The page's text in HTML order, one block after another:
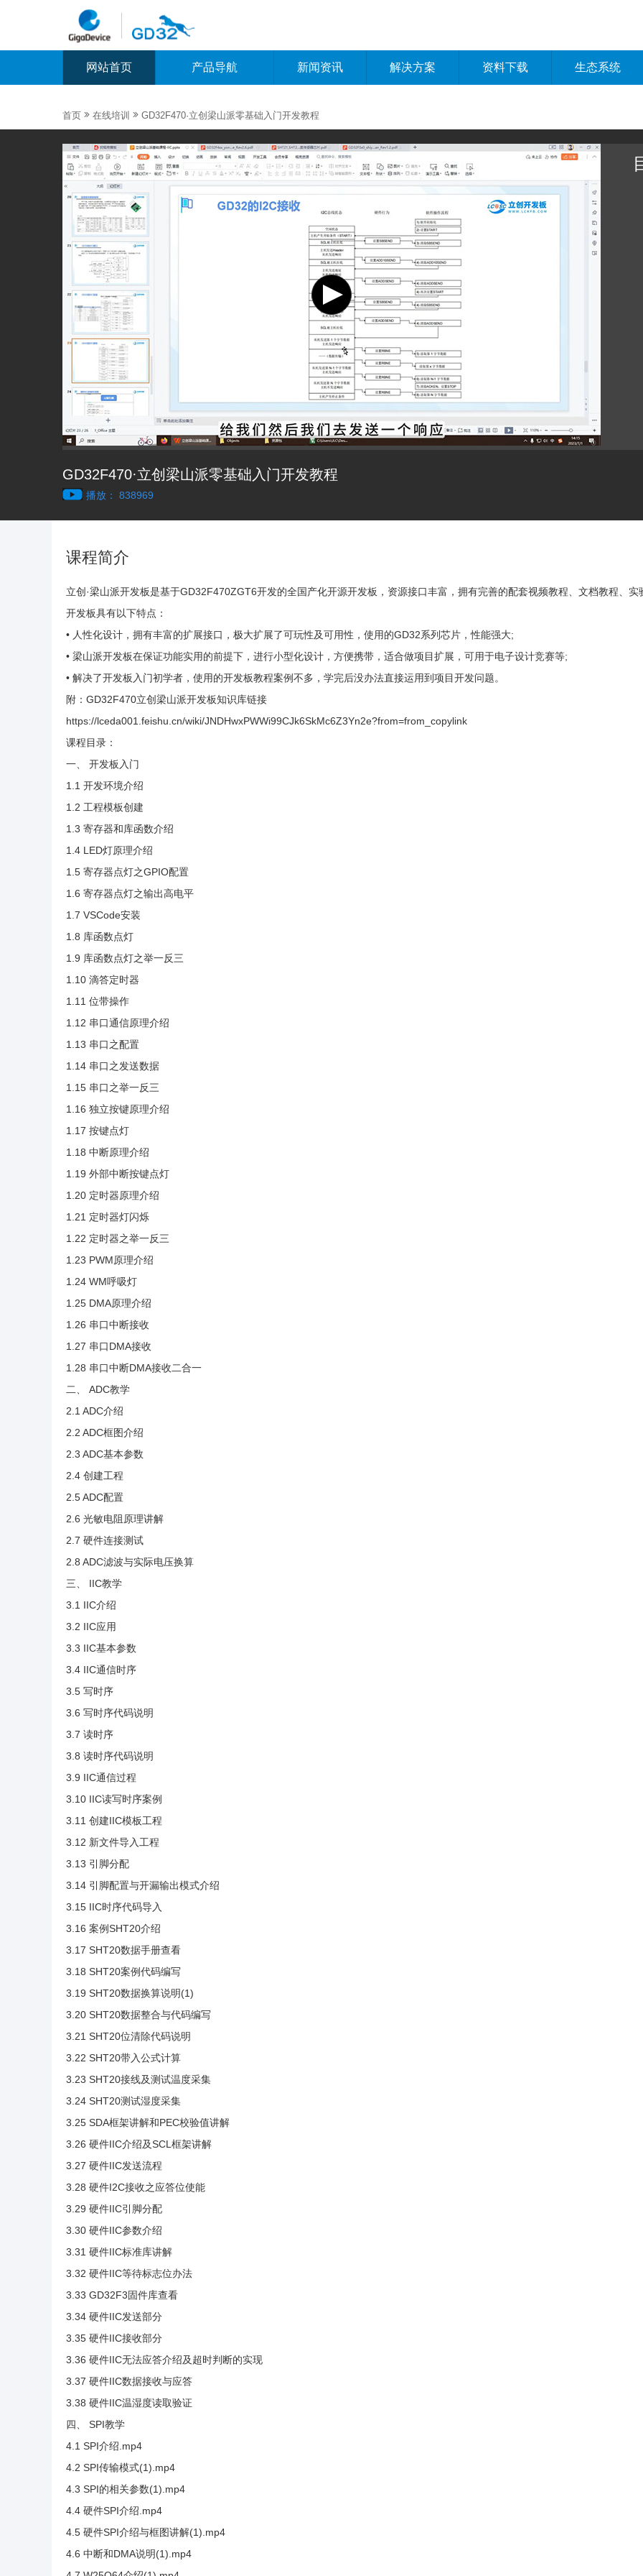
网站首页 产品导航 新闻资讯 解决方案 资料下载 生态系统
首页  在线培训  GD32F470·立创梁山派零基础入门开发教程
GD32F470·立创梁山派零基础入门开发教程
播放： 838969
课程简介
立创·梁山派开发板是基于GD32F470ZGT6开发的全国产化开源开发板，资源接口丰富，拥有完善的配套视频教程、文档教程、实
开发板具有以下特点：
• 人性化设计，拥有丰富的扩展接口，极大扩展了可玩性及可用性，使用的GD32系列芯片，性能强大;
• 梁山派开发板在保证功能实用的前提下，进行小型化设计，方便携带，适合做项目扩展，可用于电子设计竞赛等;
• 解决了开发板入门初学者，使用的开发板教程案例不多，学完后没办法直接运用到项目开发问题。
附：GD32F470立创梁山派开发板知识库链接
https://lceda001.feishu.cn/wiki/JNDHwxPWWi99CJk6SkMc6Z3Yn2e?from=from_copylink
课程目录：
一、 开发板入门
1.1 开发环境介绍
1.2 工程模板创建
1.3 寄存器和库函数介绍
1.4 LED灯原理介绍
1.5 寄存器点灯之GPIO配置
1.6 寄存器点灯之输出高电平
1.7 VSCode安装
1.8 库函数点灯
1.9 库函数点灯之举一反三
1.10 滴答定时器
1.11 位带操作
1.12 串口通信原理介绍
1.13 串口之配置
1.14 串口之发送数据
1.15 串口之举一反三
1.16 独立按键原理介绍
1.17 按键点灯
1.18 中断原理介绍
1.19 外部中断按键点灯
1.20 定时器原理介绍
1.21 定时器灯闪烁
1.22 定时器之举一反三
1.23 PWM原理介绍
1.24 WM呼吸灯
1.25 DMA原理介绍
1.26 串口中断接收
1.27 串口DMA接收
1.28 串口中断DMA接收二合一
二、 ADC教学
2.1 ADC介绍
2.2 ADC框图介绍
2.3 ADC基本参数
2.4 创建工程
2.5 ADC配置
2.6 光敏电阻原理讲解
2.7 硬件连接测试
2.8 ADC滤波与实际电压换算
三、 IIC教学
3.1 IIC介绍
3.2 IIC应用
3.3 IIC基本参数
3.4 IIC通信时序
3.5 写时序
3.6 写时序代码说明
3.7 读时序
3.8 读时序代码说明
3.9 IIC通信过程
3.10 IIC读写时序案例
3.11 创建IIC模板工程
3.12 新文件导入工程
3.13 引脚分配
3.14 引脚配置与开漏输出模式介绍
3.15 IIC时序代码导入
3.16 案例SHT20介绍
3.17 SHT20数据手册查看
3.18 SHT20案例代码编写
3.19 SHT20数据换算说明(1)
3.20 SHT20数据整合与代码编写
3.21 SHT20位清除代码说明
3.22 SHT20带入公式计算
3.23 SHT20接线及测试温度采集
3.24 SHT20测试湿度采集
3.25 SDA框架讲解和PEC校验值讲解
3.26 硬件IIC介绍及SCL框架讲解
3.27 硬件IIC发送流程
3.28 硬件I2C接收之应答位使能
3.29 硬件IIC引脚分配
3.30 硬件IIC参数介绍
3.31 硬件IIC标准库讲解
3.32 硬件IIC等待标志位办法
3.33 GD32F3固件库查看
3.34 硬件IIC发送部分
3.35 硬件IIC接收部分
3.36 硬件IIC无法应答介绍及超时判断的实现
3.37 硬件IIC数据接收与应答
3.38 硬件IIC温湿度读取验证
四、 SPI教学
4.1 SPI介绍.mp4
4.2 SPI传输模式(1).mp4
4.3 SPI的相关参数(1).mp4
4.4 硬件SPI介绍.mp4
4.5 硬件SPI介绍与框图讲解(1).mp4
4.6 中断和DMA说明(1).mp4